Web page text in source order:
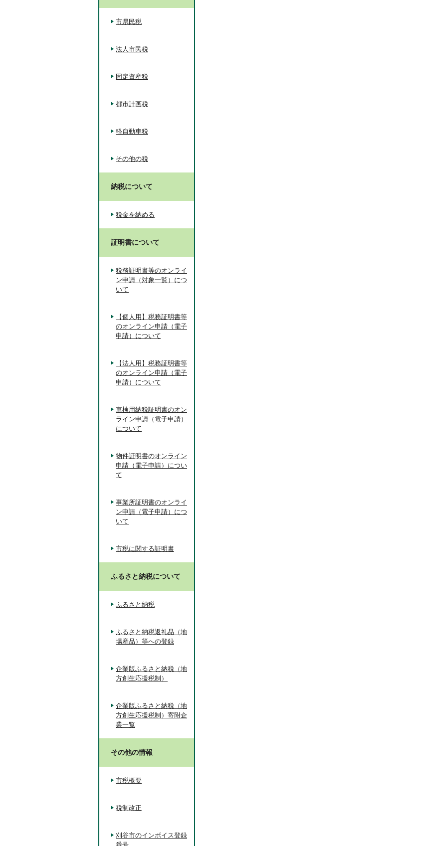
市県民税
法人市民税
固定資産税
都市計画税
軽自動車税
その他の税
納税について
税金を納める
証明書について
税務証明書等のオンライ
ン申請（対象一覧）につ
いて
【個人用】税務証明書等
のオンライン申請（電子
申請）について
【法人用】税務証明書等
のオンライン申請（電子
申請）について
車検用納税証明書のオン
ライン申請（電子申請）
について
物件証明書のオンライン
申請（電子申請）につい
て
事業所証明書のオンライ
ン申請（電子申請）につ
いて
市税に関する証明書
ふるさと納税について
ふるさと納税
ふるさと納税返礼品（地
場産品）等への登録
企業版ふるさと納税（地
方創生応援税制）
企業版ふるさと納税（地
方創生応援税制）寄附企
業一覧
その他の情報
市税概要
税制改正
刈谷市のインボイス登録